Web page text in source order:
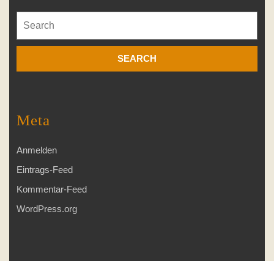
for:
Meta
Anmelden
Eintrags-Feed
Kommentar-Feed
WordPress.org